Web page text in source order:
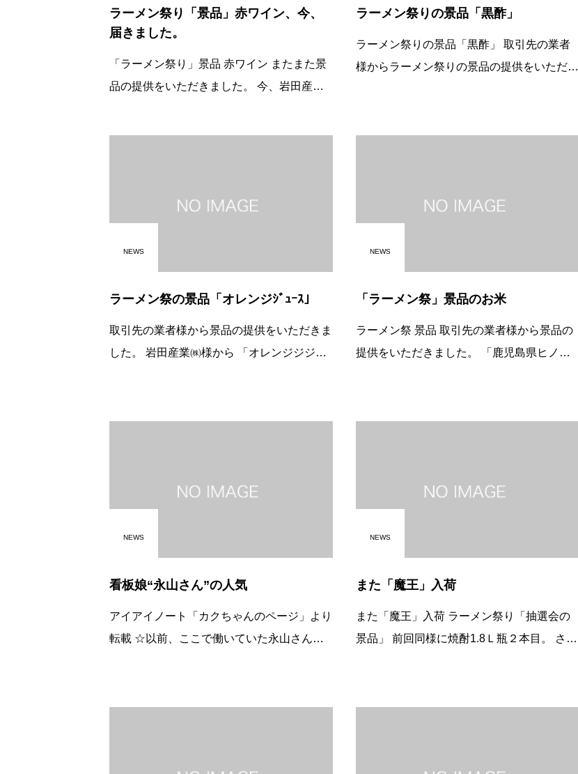
ラーメン祭り「景品」赤ワイン、今、
届きました。
「ラーメン祭り」景品 赤ワイン またまた景
品の提供をいただきました。 今、岩田産業
ラーメン祭りの景品「黒酢」
ラーメン祭りの景品「黒酢」 取引先の業者
様からラーメン祭りの景品の提供をいただき
様、ありがとうございました。
NEWS
ラーメン祭の景品「オレンジｼﾞｭｰｽ」
取引先の業者様から景品の提供をいただきま
した。 岩田産業㈱様から 「オレンジジジュ
ました。 お子様、お母様に
NEWS
「ラーメン祭」景品のお米
ラーメン祭 景品 取引先の業者様から景品の
提供をいただきました。 「鹿児島県ヒノヒ
おいしいご飯は 薩
NEWS
看板娘“永山さん”の人気
アイアイノート「カクちゃんのページ」より
転載 ☆以前、ここで働いていた永山さんの
に会いたかったそうです。
NEWS
また「魔王」入荷
また「魔王」入荷 ラーメン祭り「抽選会の
景品」 前回同様に焼酎1.8Ｌ瓶２本目。 さら